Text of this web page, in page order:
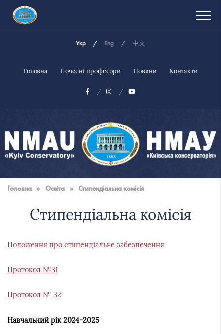
Укр Eng 中文
Головна Почесні професори Новини Контакти
музична
України
Головна » Освіта » Стипендіальна комісія
Стипендіальна комісія
Положення про стипендіальне забезпечення
Протокол №31
Протокол № 32
Навчальний рік 2024-2025